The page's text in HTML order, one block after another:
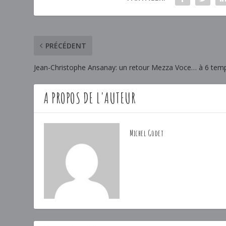
PRÉCÉDENT
Jean-Christophe Ansanay: un retour Mezza Voce… à 6
A PROPOS DE L'AUTEUR
Michel Godet